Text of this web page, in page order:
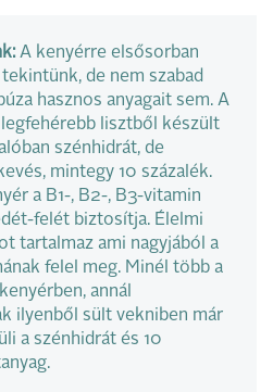
A kenyérre elsősorban
de nem szabad
hasznos anyagait sem. A
lisztből készült
szénhidrát, de
mintegy 10 százalék.
a B1-, B2-, B3-vitamin
felét biztosítja. Élelmi
tartalmaz ami nagyjából a
felel meg. Minél több a
annál
ilyenből sült vekniben már
a szénhidrát és 10